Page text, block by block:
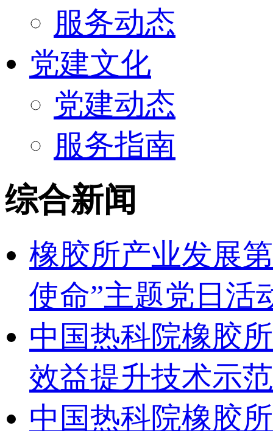
服务动态
党建文化
党建动态
服务指南
综合新闻
橡胶所产业发展
使命”主题党日活
中国热科院橡胶
效益提升技术示
中国热科院橡胶